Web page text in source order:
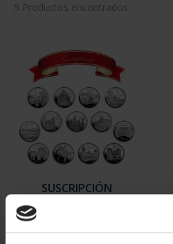
5 Productos encontrados
SUSCRIPCIÓN
949,00 €